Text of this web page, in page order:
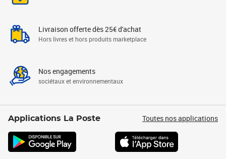
Livraison offerte dès 25€ d'achat
Hors livres et hors produits marketplace
Nos engagements
sociétaux et environnementaux
Applications La Poste Toutes nos applications